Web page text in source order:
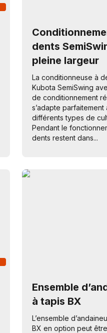
dents
pleine largeur
La conditionneuse à
Kubota SemiSwing
de conditionnement
s’adapte parfaitement
différents types de
Pendant le
dents restent dans...
Ensemble
à tapis BX
L’ensemble
BX en option peut